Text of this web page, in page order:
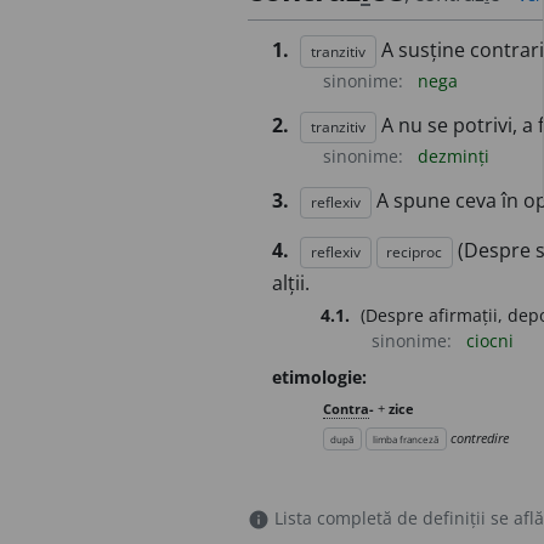
1. tranzitiv A susține
sinonime: nega
2. tranzitiv A nu se potrivi, a
sinonime: dezminți
3. reflexiv
A spune ceva în
4.
reflexiv reciproc
(Despre
alții.
4.1. (Despre afirmații,
sinonime:
ciocni
etimologie:
Contra- + zice
după limba franceză contredire
info Lista completă de definiții se